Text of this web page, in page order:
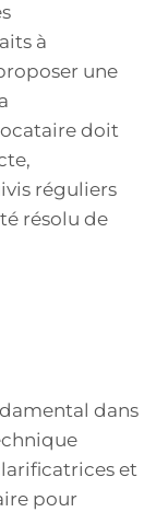
à
une
doit
réguliers
résolu de
dans
et
pour